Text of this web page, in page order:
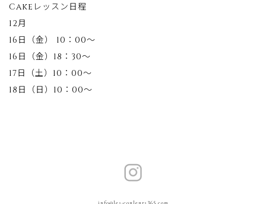
Cakeレッスン日程
12月
16日（金） 10：00～
16日（金）18：30～
17日（土）10：00～
18日（日）10：00～